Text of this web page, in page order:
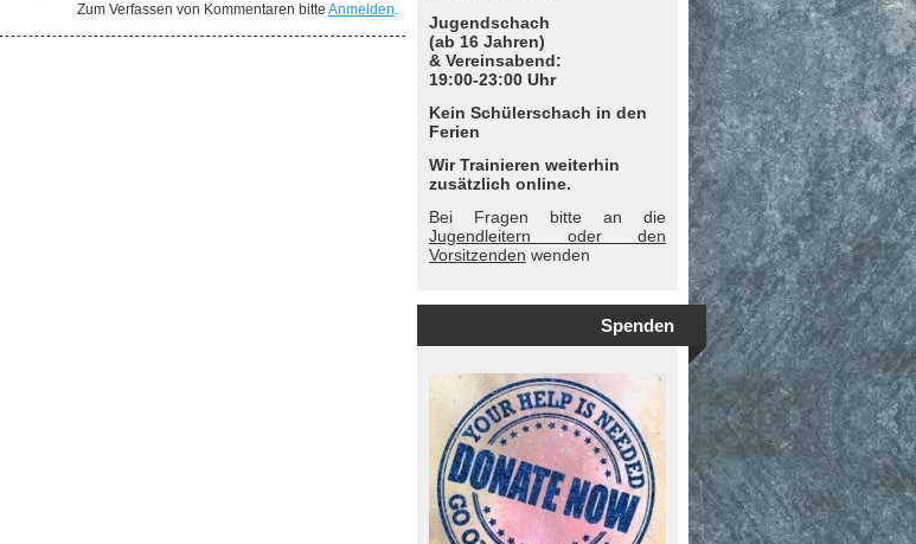
Zum Verfassen von Kommentaren bitte Anmelden.
Jugendschach
(ab 16 Jahren)
& Vereinsabend:
19:00-23:00 Uhr
Kein Schülerschach in den
Ferien
Wir Trainieren weiterhin
zusätzlich online.
Bei Fragen bitte an die
Jugendleitern oder den
Vorsitzenden wenden
Spenden